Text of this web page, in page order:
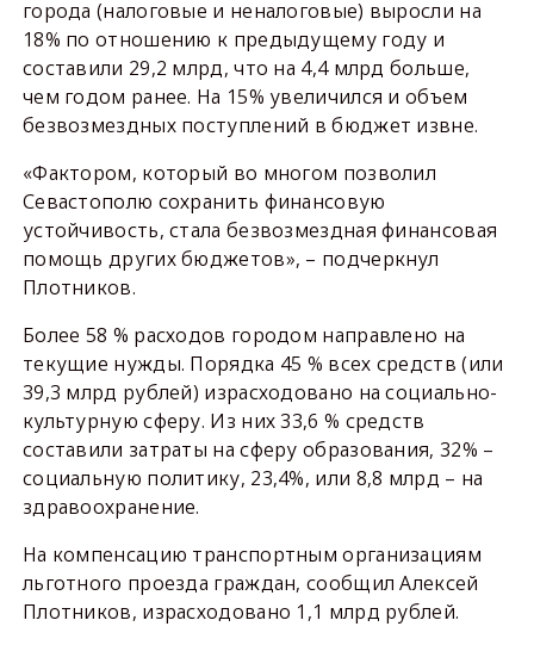
города (налоговые и неналоговые) выросли на
18% по отношению к предыдущему году и
составили 29,2 млрд, что на 4,4 млрд больше,
чем годом ранее. На 15% увеличился и объем
безвозмездных поступлений в бюджет извне.
«Фактором, который во многом позволил
Севастополю сохранить финансовую
устойчивость, стала безвозмездная финансовая
помощь других бюджетов», – подчеркнул
Плотников.
Более 58 % расходов городом направлено на
текущие нужды. Порядка 45 % всех средств (или
39,3 млрд рублей) израсходовано на социально-
культурную сферу. Из них 33,6 % средств
составили затраты на сферу образования, 32% –
социальную политику, 23,4%, или 8,8 млрд – на
здравоохранение.
На компенсацию транспортным организациям
льготного проезда граждан, сообщил Алексей
Плотников, израсходовано 1,1 млрд рублей.